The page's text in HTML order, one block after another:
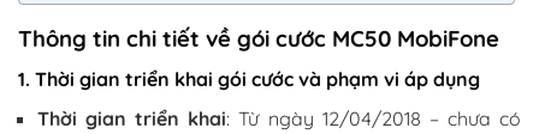
Thông tin chi tiết về gói cước MC50 MobiFone
1. Thời gian triển khai gói cước và phạm vi áp dụng
Thời gian triển khai: Từ ngày 12/04/2018 – chưa có